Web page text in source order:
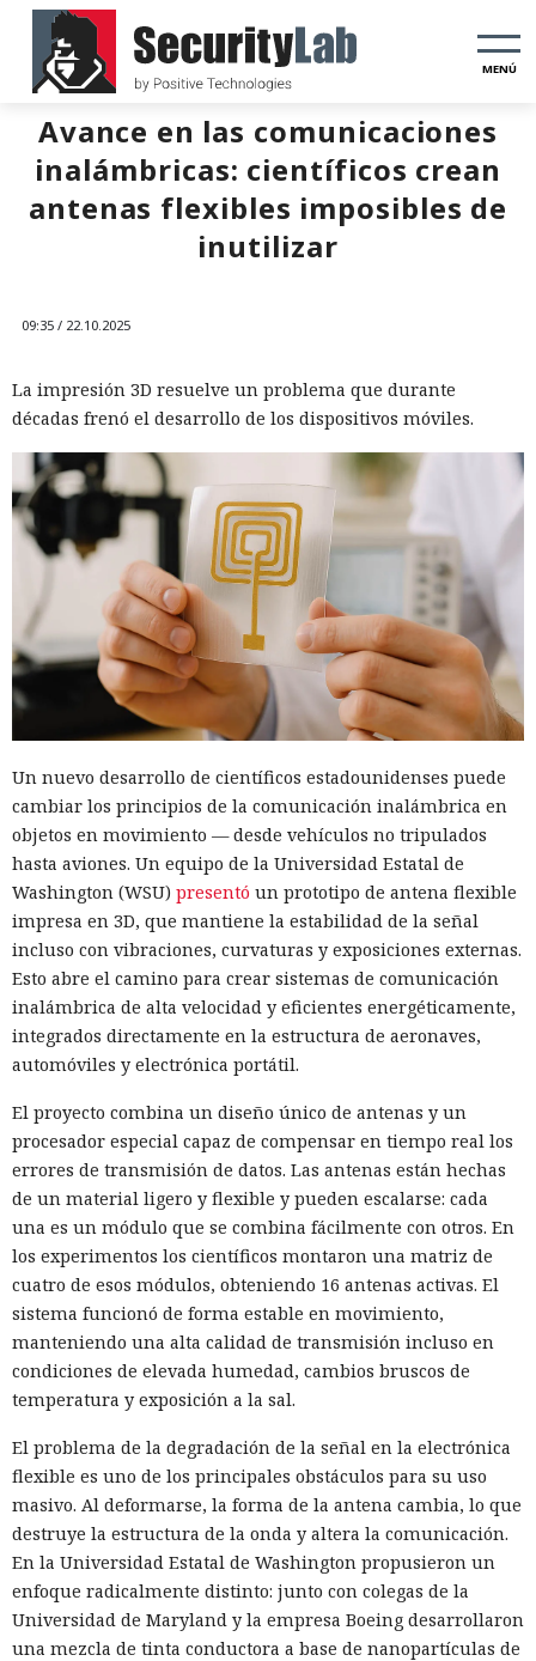
MENÚ
Avance en las comunicaciones
inalámbricas: científicos crean
antenas flexibles imposibles de
inutilizar
09:35 / 22.10.2025
La impresión 3D resuelve un problema que durante
décadas frenó el desarrollo de los dispositivos móviles.
Un nuevo desarrollo de científicos estadounidenses puede
cambiar los principios de la comunicación inalámbrica en
objetos en movimiento — desde vehículos no tripulados
hasta aviones. Un equipo de la Universidad Estatal de
Washington (WSU) presentó un prototipo de antena flexible
impresa en 3D, que mantiene la estabilidad de la señal
incluso con vibraciones, curvaturas y exposiciones externas.
Esto abre el camino para crear sistemas de comunicación
inalámbrica de alta velocidad y eficientes energéticamente,
integrados directamente en la estructura de aeronaves,
automóviles y electrónica portátil.
El proyecto combina un diseño único de antenas y un
procesador especial capaz de compensar en tiempo real los
errores de transmisión de datos. Las antenas están hechas
de un material ligero y flexible y pueden escalarse: cada
una es un módulo que se combina fácilmente con otros. En
los experimentos los científicos montaron una matriz de
cuatro de esos módulos, obteniendo 16 antenas activas. El
sistema funcionó de forma estable en movimiento,
manteniendo una alta calidad de transmisión incluso en
condiciones de elevada humedad, cambios bruscos de
temperatura y exposición a la sal.
El problema de la degradación de la señal en la electrónica
flexible es uno de los principales obstáculos para su uso
masivo. Al deformarse, la forma de la antena cambia, lo que
destruye la estructura de la onda y altera la comunicación.
En la Universidad Estatal de Washington propusieron un
enfoque radicalmente distinto: junto con colegas de la
Universidad de Maryland y la empresa Boeing desarrollaron
una mezcla de tinta conductora a base de nanopartículas de